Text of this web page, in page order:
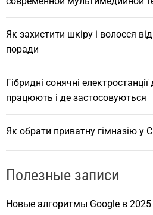
Як захистити шкіру і волосся
поради
Гібридні сонячні
працюють і де застосовуються
Як обрати приватну гімназію у
Полезные записи
Новые алгоритмы Google в